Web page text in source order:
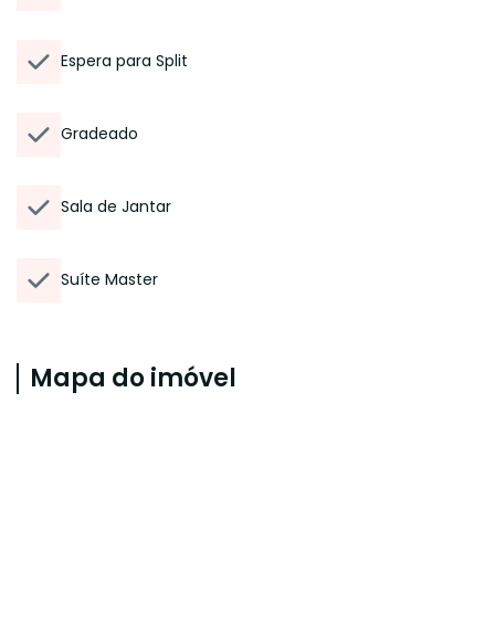
Espera para Split
Gradeado
Sala de Jantar
Suíte Master
Mapa do imóvel